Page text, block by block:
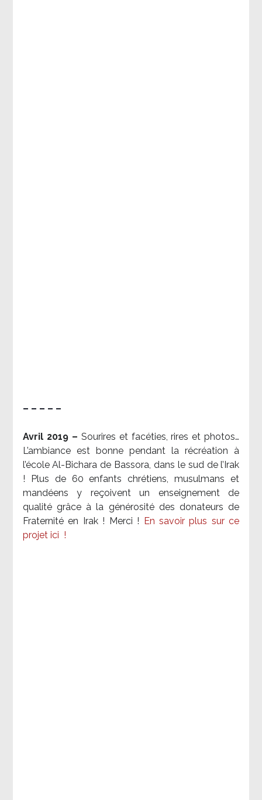
– – – – –
Avril 2019 – Sourires et facéties, rires et photos…
L’ambiance est bonne pendant la récréation à
l’école Al-Bichara de Bassora, dans le sud de l’Irak
! Plus de 60 enfants chrétiens, musulmans et
mandéens y reçoivent un enseignement de
qualité grâce à la générosité des donateurs de
Fraternité en Irak ! Merci !
En savoir plus sur ce
projet ici !